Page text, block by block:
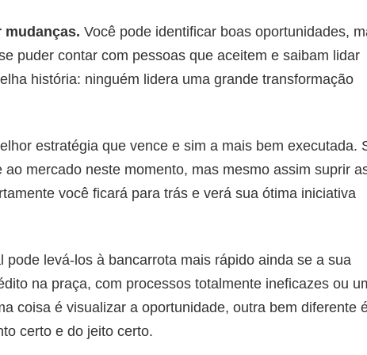
mudanças. Você pode identificar boas oportunidades,
puder contar com pessoas que aceitem e saibam lidar
história: ninguém lidera uma grande transformação
estratégia que vence e sim a mais bem executada.
mercado neste momento, mas mesmo assim suprir
você ficará para trás e verá sua ótima iniciativa
levá-los à bancarrota mais rápido ainda se a sua
na praça, com processos totalmente ineficazes ou
coisa é visualizar a oportunidade, outra bem diferente
certo e do jeito certo.